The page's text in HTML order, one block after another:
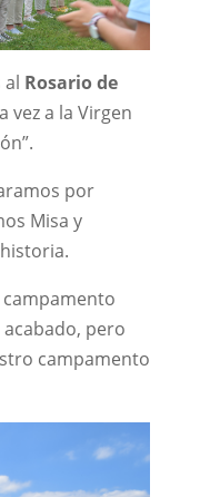
al Rosario de
vez a la Virgen
por
Misa y
campamento
acabado, pero
campamento